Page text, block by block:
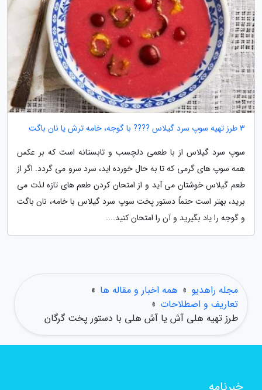
3 طرز تهیه سوپ سرد گیلاس ???? با گوجه، خامه ترش یا نان باگت
سوپ سرد گیلاس از با طعمی دلچسب و تابستانه است که بر عکس
همه سوپ های گرمی که تا به حال خورده اید، سرد سرو می گردد. اگر از
طعم گیلاس خوشتان می آید و از امتحان کردن طعم های تازه لذت می
برید، بهتر است حتماً دستور پخت سوپ سرد گیلاس با خامه، نان باگت
و گوجه را یاد بگیرید و آن را امتحان کنید....
مجله راهدیو » همه اخبار و مقاله ها »
تعاریف و اصطلاحات »
طرز تهیه هلی آش یا آش هلی با دستور پخت گرگان